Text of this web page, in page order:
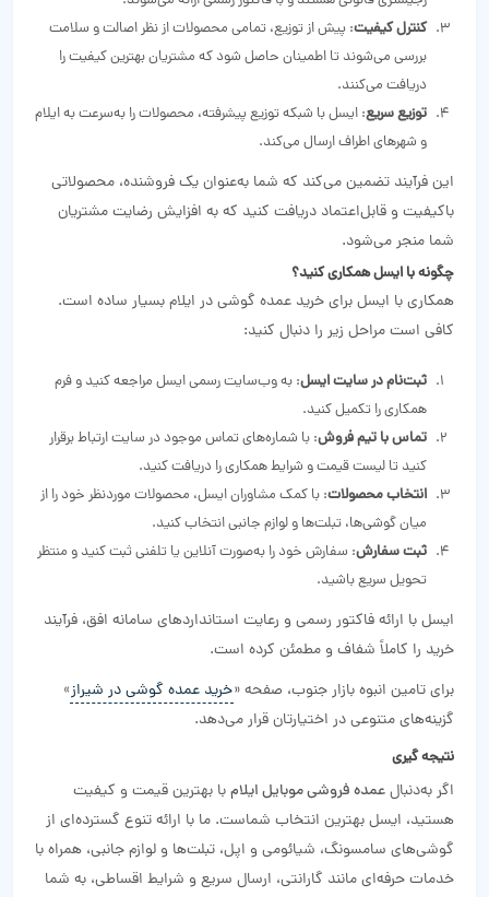
کنترل کیفیت: پیش از توزیع، تمامی محصولات از نظر اصالت و سلامت
بررسی می‌شوند تا اطمینان حاصل شود که مشتریان بهترین کیفیت را
دریافت می‌کنند.
توزیع سریع: ایسل با شبکه توزیع پیشرفته، محصولات را به‌سرعت به ایلام
و شهرهای اطراف ارسال می‌کند.
این فرآیند تضمین می‌کند که شما به‌عنوان یک فروشنده، محصولاتی
باکیفیت و قابل‌اعتماد دریافت کنید که به افزایش رضایت مشتریان
شما منجر می‌شود.
چگونه با ایسل همکاری کنید؟
همکاری با ایسل برای خرید عمده گوشی در ایلام بسیار ساده است.
کافی است مراحل زیر را دنبال کنید:
ثبت‌نام در سایت ایسل: به وب‌سایت رسمی ایسل مراجعه کنید و فرم
همکاری را تکمیل کنید.
تماس با تیم فروش: با شماره‌های تماس موجود در سایت ارتباط برقرار
کنید تا لیست قیمت و شرایط همکاری را دریافت کنید.
انتخاب محصولات: با کمک مشاوران ایسل، محصولات موردنظر خود را از
میان گوشی‌ها، تبلت‌ها و لوازم جانبی انتخاب کنید.
ثبت سفارش: سفارش خود را به‌صورت آنلاین یا تلفنی ثبت کنید و منتظر
تحویل سریع باشید.
ایسل با ارائه فاکتور رسمی و رعایت استانداردهای سامانه افق، فرآیند
خرید را کاملاً شفاف و مطمئن کرده است.
برای تامین انبوه بازار جنوب، صفحه «خرید عمده گوشی در شیراز»
گزینه‌های متنوعی در اختیارتان قرار می‌دهد.
نتیجه گیری
اگر به‌دنبالعمده فروشی موبایل ایلامبا بهترین قیمت و کیفیت
هستید، ایسل بهترین انتخاب شماست. ما با ارائه تنوع گسترده‌ای از
گوشی‌های سامسونگ، شیائومی و اپل، تبلت‌ها و لوازم جانبی، همراه با
خدمات حرفه‌ای مانند گارانتی، ارسال سریع و شرایط اقساطی، به شما